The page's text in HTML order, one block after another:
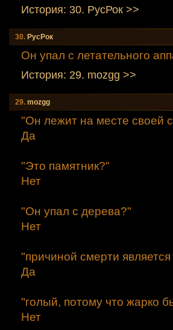
История: 30. РусРок >>
30. РусРок
Он упал с летательного
История: 29. mozgg >>
29. mozgg
"Он лежит на месте своей
Да
"Это памятник?"
Нет
"Он упал с дерева?"
Нет
"причиной смерти является
Да
"голый, потому что жарко
Нет